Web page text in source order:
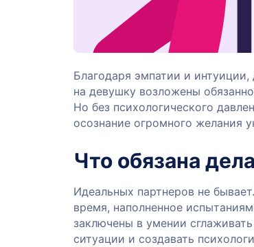
Благодаря эмпатии и
на девушку возложены
Но без психологического
осознание огромного желания
Что обязана
Идеальных партнеров не
время, наполненное
заключены в умении
ситуации и создавать